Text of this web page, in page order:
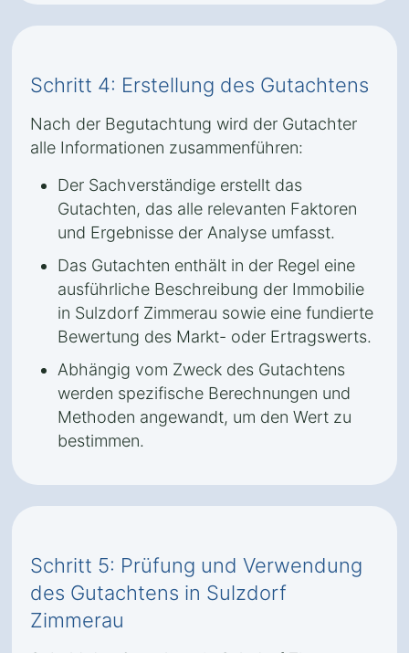
Schritt 4: Erstellung des Gutachtens
Nach der Begutachtung wird der Gutachter
alle Informationen zusammenführen:
Der Sachverständige erstellt das
Gutachten, das alle relevanten Faktoren
und Ergebnisse der Analyse umfasst.
Das Gutachten enthält in der Regel eine
ausführliche Beschreibung der Immobilie
in Sulzdorf Zimmerau sowie eine fundierte
Bewertung des Markt- oder Ertragswerts.
Abhängig vom Zweck des Gutachtens
werden spezifische Berechnungen und
Methoden angewandt, um den Wert zu
bestimmen.
Schritt 5: Prüfung und Verwendung
des Gutachtens in Sulzdorf
Zimmerau